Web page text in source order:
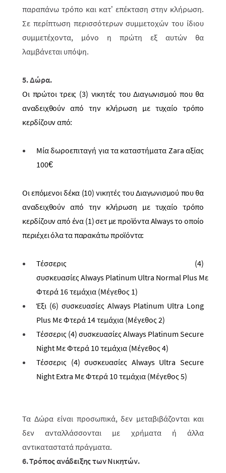
παραπάνω τρόπο και κατ’ επέκταση στην κλήρωση.
Σε περίπτωση περισσότερων συμμετοχών του ίδιου
συμμετέχοντα, μόνο η πρώτη εξ αυτών θα
λαμβάνεται υπόψη.
5. Δώρα.
Οι πρώτοι τρεις (3) νικητές του Διαγωνισμού που θα
αναδειχθούν από την κλήρωση με τυχαίο τρόπο
κερδίζουν από:
Μία δωροεπιταγή για τα καταστήματα Zara αξίας
100€
Οι επόμενοι δέκα (10) νικητές του Διαγωνισμού που θα
αναδειχθούν από την κλήρωση με τυχαίο τρόπο
κερδίζουν από ένα (1) σετ με προϊόνταAlwaysτο οποίο
περιέχει όλα τα παρακάτω προϊόντα:
Τέσσερις (4)
συσκευασίεςAlways Platinum Ultra Normal Plus Με
Φτερά 16 τεμάχια (Μέγεθος 1)
Έξι (6) συσκευασίες Always Platinum Ultra Long
Plus Με Φτερά 14 τεμάχια (Μέγεθος 2)
Τέσσερις (4) συσκευασίεςAlways Platinum Secure
Night Με Φτερά 10 τεμάχια (Μέγεθος 4)
Τέσσερις (4) συσκευασίες Always Ultra Secure
Night Extra Με Φτερά 10 τεμάχια (Μέγεθος 5)
Τα Δώρα είναι προσωπικά, δεν μεταβιβάζονται και
δεν ανταλλάσσ­ονται με χρή­ματα ή άλλα
αντικαταστατά πράγματα.
6. Τρόπος ανάδειξης των Νικητών.